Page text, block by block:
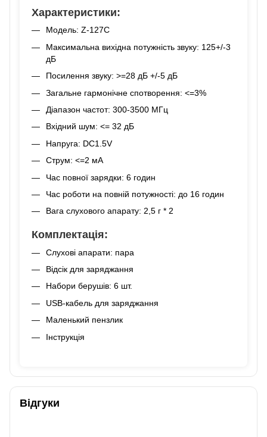
Характеристики:
Модель: Z-127C
Максимальна вихідна потужність звуку: 125+/-3
дБ
Посилення звуку: >=28 дБ +/-5 дБ
Загальне гармонічне спотворення: <=3%
Діапазон частот: 300-3500 МГц
Вхідний шум: <= 32 дБ
Напруга: DC1.5V
Струм: <=2 мА
Час повної зарядки: 6 годин
Час роботи на повній потужності: до 16 годин
Вага слухового апарату: 2,5 г * 2
Комплектація:
Слухові апарати: пара
Відсік для заряджання
Набори берушів: 6 шт.
USB-кабель для заряджання
Маленький пензлик
Інструкція
Відгуки